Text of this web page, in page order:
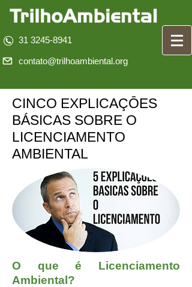
31 3245-8941
contato@trilhoambiental.org
CINCO EXPLICAÇŌES
BÁSICAS SOBRE O
LICENCIAMENTO
AMBIENTAL
O que é Licenciamento
Ambiental?